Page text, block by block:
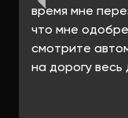
время мне
что мне
смотрите
на дорогу весь
зашел в